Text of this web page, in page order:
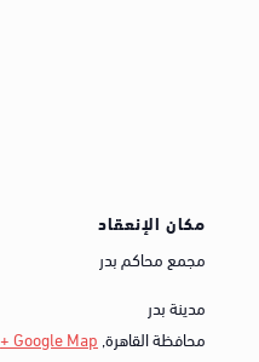
مكان الإنعقاد
مجمع محاكم بدر
مدينة بدر
محافظة القاهرة,
+ Google Map